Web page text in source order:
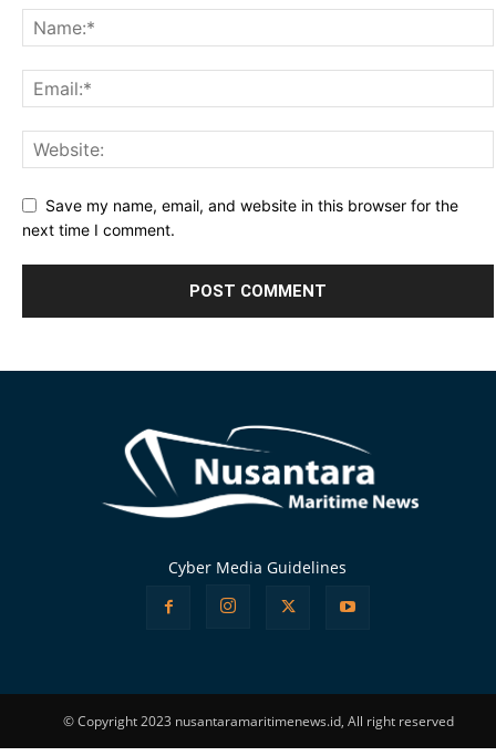
Save my name, email, and website in this browser for the
next time I comment.
Cyber Media Guidelines
© Copyright 2023 nusantaramaritimenews.id, All right reserved